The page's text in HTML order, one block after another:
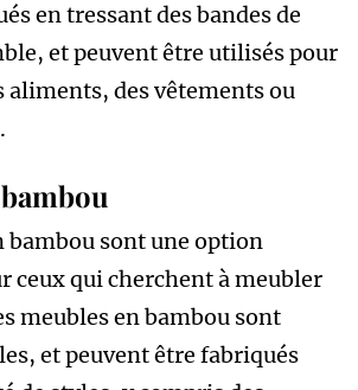
en tressant des bandes de
et peuvent être utilisés pour
aliments, des vêtements ou
bambou sont une option
ceux qui cherchent à meubler
meubles en bambou sont
et peuvent être fabriqués